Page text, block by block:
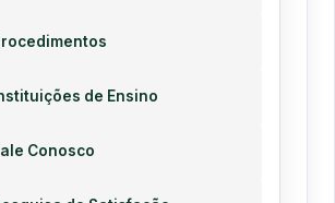
de Ensino
Conosco